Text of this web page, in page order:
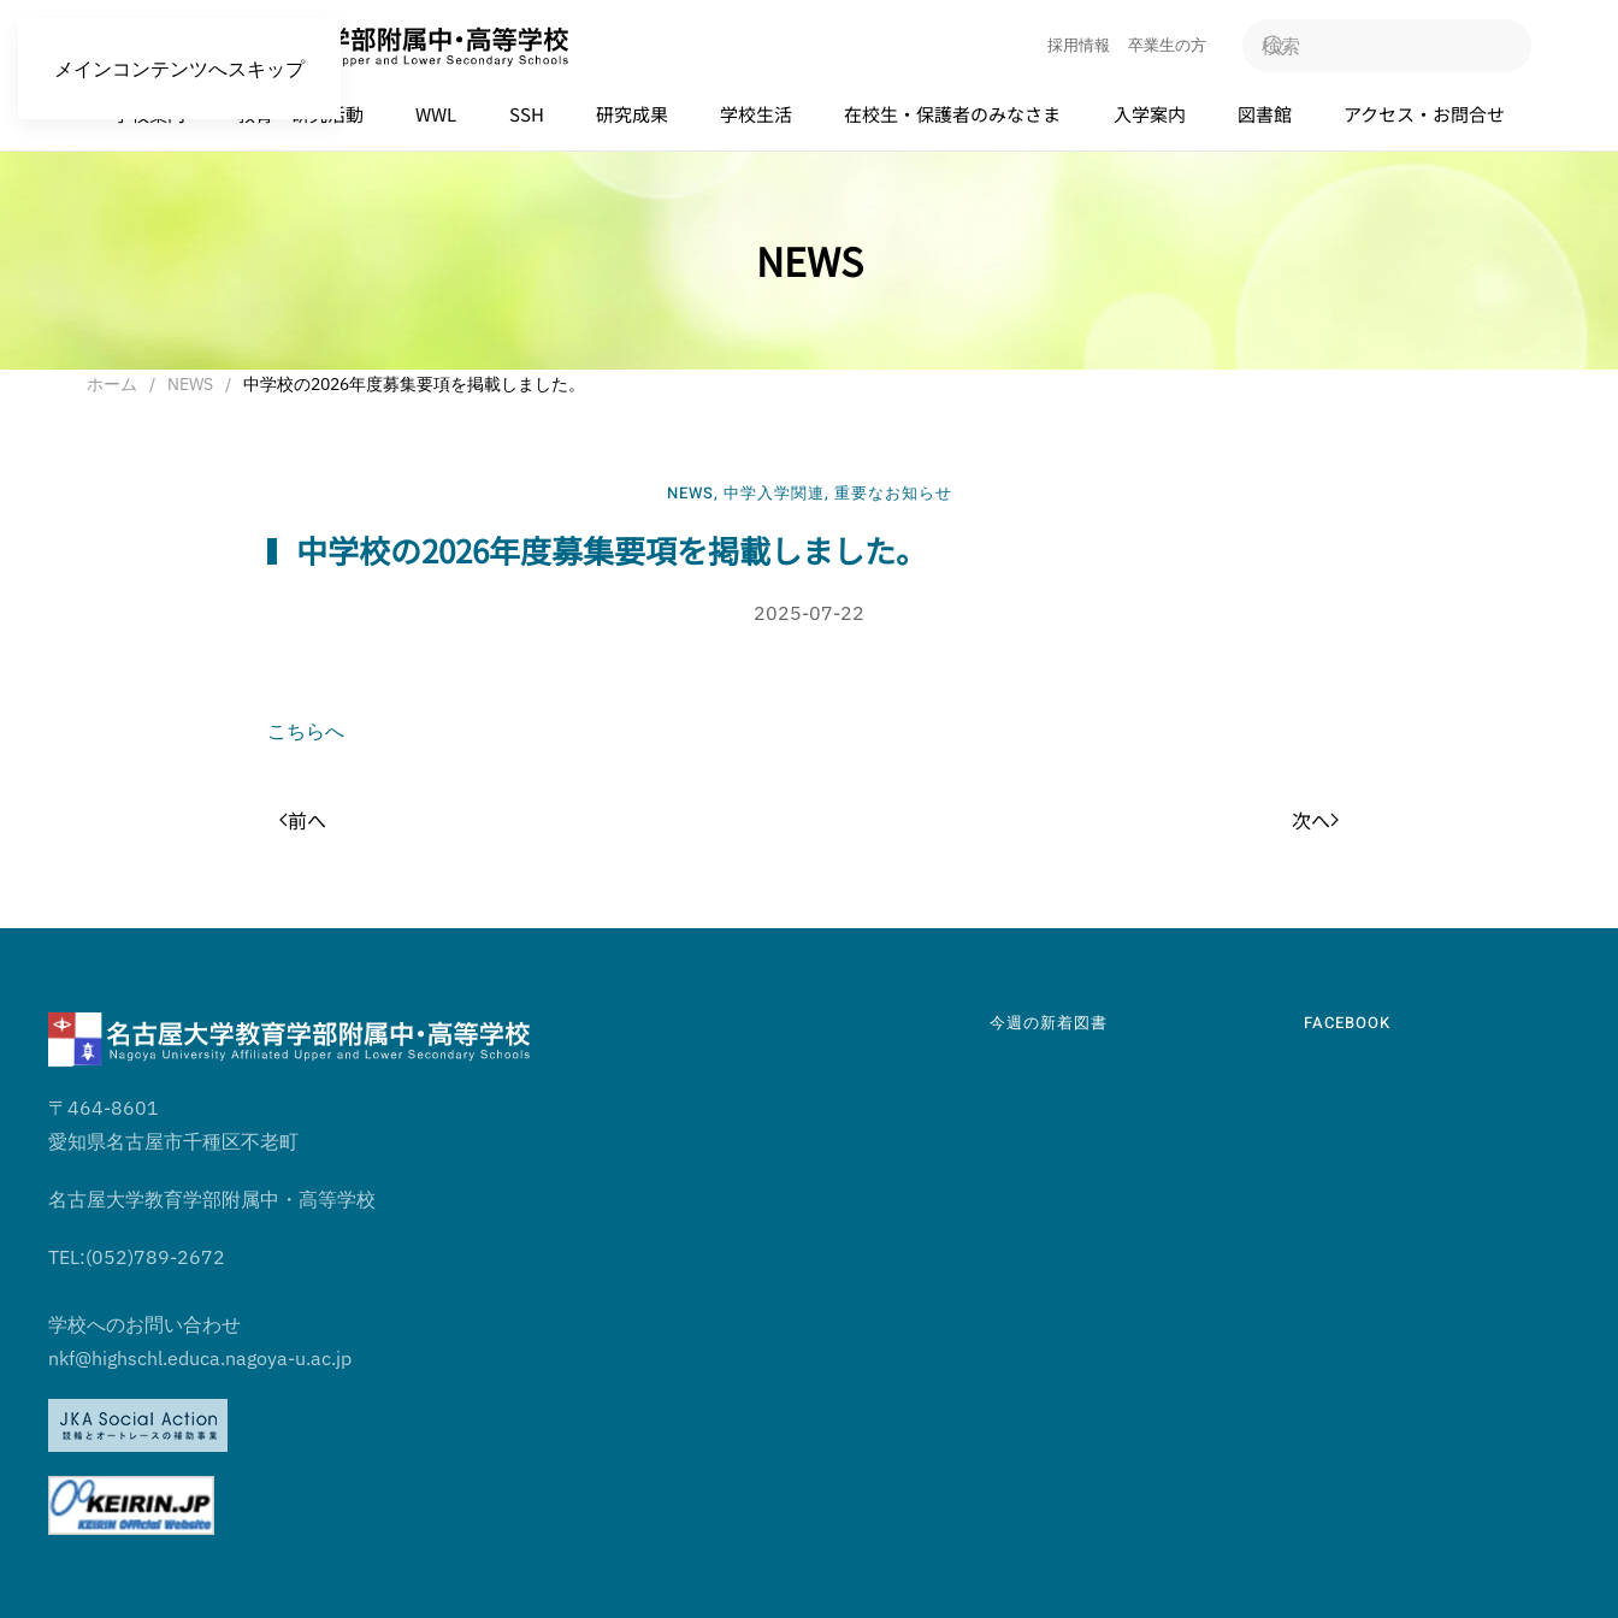
メインコンテンツへスキップ
採用情報 卒業生の方
学校案内 教育・研究活動 WWL SSH 研究成果 学校生活 在校生・保護者のみなさま 入学案内 図書館 アクセス・お問合せ
NEWS
ホーム NEWS 中学校の2026年度募集要項を掲載しました。
NEWS, 中学入学関連, 重要なお知らせ
中学校の2026年度募集要項を掲載しました。
2025-07-22
こちらへ
前へ 次へ
〒464-8601
愛知県名古屋市千種区不老町
名古屋大学教育学部附属中・高等学校
TEL:(052)789-2672
学校へのお問い合わせ
nkf@highschl.educa.nagoya-u.ac.jp
今週の新着図書 FACEBOOK